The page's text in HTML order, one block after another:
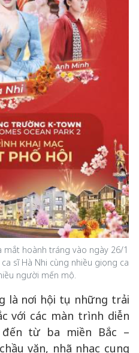
mắt hoành tráng vào ngày 26/1
sĩ Hà Nhi cùng nhiều giọng ca
người mến mộ.
là nơi hội tụ những trải
với các màn trình diễn
từ ba miền Bắc –
văn, nhã nhạc cung